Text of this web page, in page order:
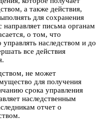
а также действия,
для сохранения
письма органам
о том, что
наследством и до
все действия
не может
для получения
срока управления
наследственным
отчет о